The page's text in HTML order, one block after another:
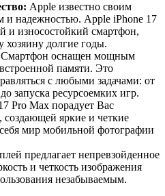
Apple известно своим
и надежностью. Apple iPhone 17
и износостойкий смартфон,
хозяину долгие годы.
Смартфон оснащен мощным
памяти. Это
с любыми задачами: от
запуска ресурсоемких игр.
Pro Max порадует Вас
создающей яркие и четкие
мир мобильной фотографии
предлагает непревзойденное
и четкость изображения
незабываемым.